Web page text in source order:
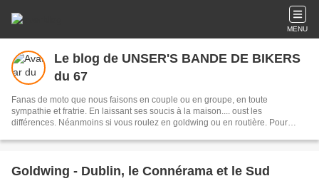
MENU
Le blog de UNSER'S BANDE DE BIKERS
du 67
Fanas de moto que nous faisons en couple ou en groupe, en toute
sympathie et fratrie. En laissant ses soucis à la maison.... oust les
différences. Néanmoins si vous roulez en goldwing ou en routière. Pour
Goldwing - Dublin, le Connérama et le Sud